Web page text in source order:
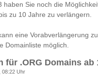
haben Sie noch die
zu 10 Jahre zu verlängern.
eine Vorabverlängerung
Domainliste möglich.
für .ORG Domains ab
08:22 Uhr